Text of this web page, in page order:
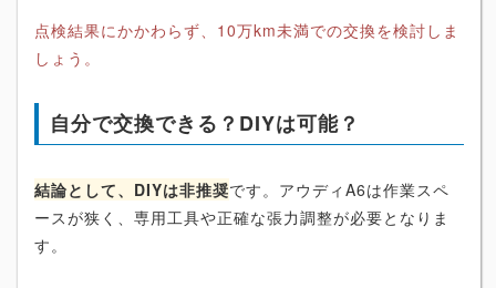
点検結果にかかわらず、10万km未満での交換を検討しま
しょう。
自分で交換できる？DIYは可能？
結論として、DIYは非推奨です。アウディA6は作業スペ
ースが狭く、専用工具や正確な張力調整が必要となりま
す。